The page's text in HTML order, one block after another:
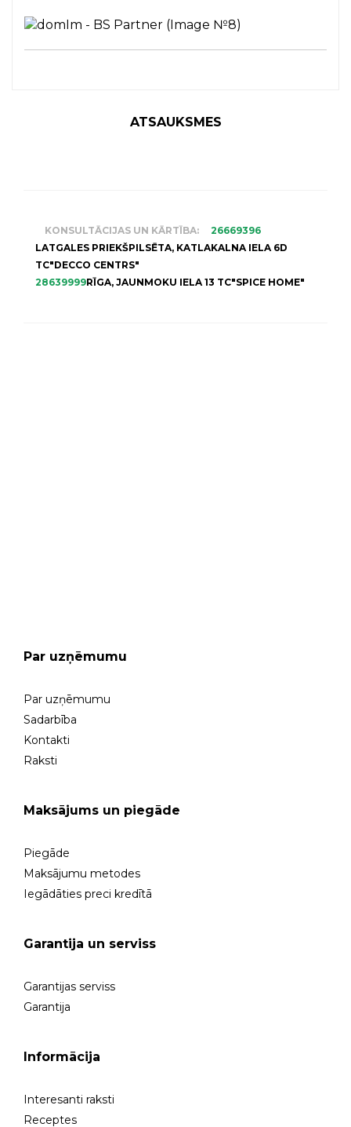
ATSAUKSMES
KONSULTĀCIJAS UN KĀRTĪBA:
26669396
LATGALES PRIEKŠPILSĒTA, KATLAKALNA IELA 6D
TC"DECCO CENTRS"
28639999RĪGA, JAUNMOKU IELA 13 TC"SPICE HOME"
Par uzņēmumu
Par uzņēmumu
Sadarbība
Kontakti
Raksti
Maksājums un piegāde
Piegāde
Maksājumu metodes
Iegādāties preci kredītā
Garantija un serviss
Garantijas serviss
Garantija
Informācija
Interesanti raksti
Receptes